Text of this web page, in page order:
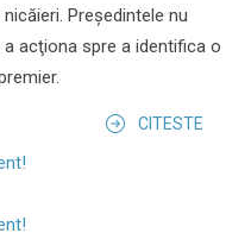
Preşedintele nu
acţiona spre a identifica o
CITESTE